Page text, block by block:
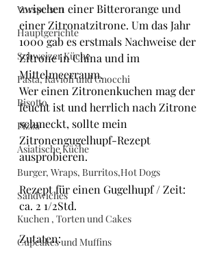
Vorspeisen
Hauptgerichte
Schweizer Küche
Pasta, Ravioli und Gnocchi
Risotto
Pizza
Asiatische Küche
Burger, Wraps, Burritos,Hot Dogs
Sandwiches
Kuchen , Torten und Cakes
Cupcakes und Muffins
zwischen einer Bitterorange und
einer Zitronatzitrone. Um das Jahr
1000 gab es erstmals Nachweise der
Zitrone in China und im
Mittelmeerraum.
Wer einen Zitronenkuchen mag der
feucht ist und herrlich nach Zitrone
schmeckt, sollte mein
Zitronengugelhupf-Rezept
ausprobieren.
Rezept für einen Gugelhupf / Zeit:
ca. 2 1/2Std.
Zutaten: